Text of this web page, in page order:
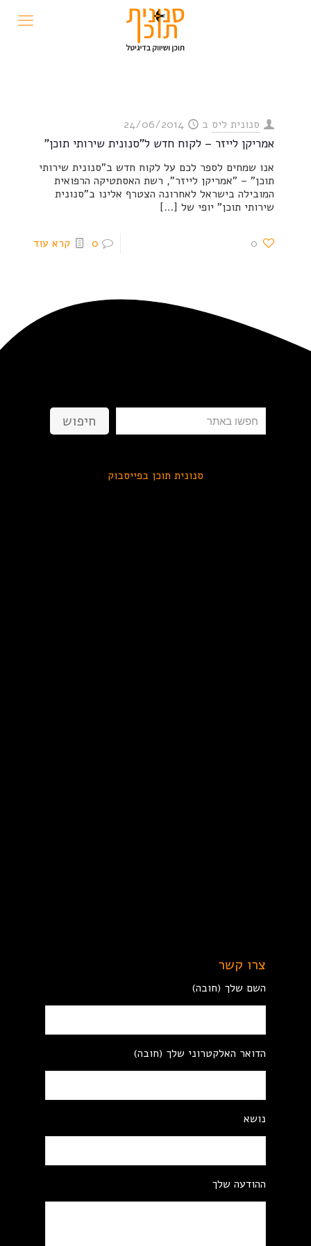
סנונית ליס ב 24/06/2014
אמריקן לייזר – לקוח חדש ל"סנונית שירותי תוכן"
אנו שמחים לספר לכם על לקוח חדש ב"סנונית שירותי
תוכן" – "אמריקן לייזר", רשת האסתטיקה הרפואית
המובילה בישראל לאחרונה הצטרף אלינו ב"סנונית
שירותי תוכן" יופי של […]
0
0 קרא עוד
חיפוש חיפוש
סנונית תוכן בפייסבוק
צרו קשר
השם שלך (חובה)
הדואר האלקטרוני שלך (חובה)
נושא
ההודעה שלך